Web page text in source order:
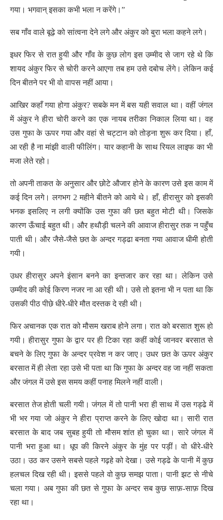
गया। भगवान् इसका कभी भला न करेंगे।”
सब गाँव वाले बूढ़े को सांत्वना देने लगे और अंकुर को बुरा भला कहने लगे।
इधर फिर से रात हुयी और गाँव के कुछ लोग इस उम्मीद से जाग रहे थे कि
शायद अंकुर फिर से चोरी करने आएगा तब हम उसे दबोच लेंगे। लेकिन कई
दिन बीतने पर भी वो वापस नहीं आया।
आखिर कहाँ गया होगा अंकुर? सबके मन में बस यही सवाल था। वहीं जंगल
में अंकुर ने हीरा चोरी करने का एक नायब तरीका निकाल लिया था। वह
उस गुफा के ऊपर गया और वहां से चट्टान को तोड़ना शुरू कर दिया। हाँ,
आ रही है ना मांझी वाली फीलिंग। यार कहानी के साथ रियल लाइफ का भी
मजा लेते रहो।
तो अपनी ताकत के अनुसार और छोटे औजार होने के कारण उसे इस काम में
कई दिन लगे। लगभग 2 महीने बीतने को आये थे। हाँ, हीरासुर को इसकी
भनक इसलिए न लगी क्योंकि उस गुफा की छत बहुत मोटी थी। जिसके
कारण ऊँचाई बहुत थी। और हथौड़ी चलने की आवाज हीरासुर तक न पहुँच
पाती थी। और जैसे-जैसे छत के अन्दर गड्ढा बनता गया आवाज धीमी होती
गयी।
उधर हीरासुर अपने इंसान बनने का इन्तजार कर रहा था। लेकिन उसे
उम्मीद की कोई किरण नजर ना आ रही थी। उसे तो इतना भी न पता था कि
उसकी पीठ पीछे धीरे-धीरे मौत दस्तक दे रही थी।
फिर अचानक एक रात को मौसम खराब होने लगा। रात को बरसात शुरू हो
गयी। हीरासुर गुफा के द्वार पर ही टिका रहा कहीं कोई जानवर बरसात से
बचने के लिए गुफा के अन्दर प्रवेश न कर जाए। उधर छत के ऊपर अंकुर
बरसात में ही लेता रहा उसे भी पता था कि गुफा के अन्दर वह जा नहीं सकता
और जंगल में उसे इस समय कहीं पनाह मिलने नहीं वाली।
बरसात तेज होती चली गयी। जंगल में तो पानी भरा ही साथ में उस गड्ढे में
भी भर गया जो अंकुर ने हीरा प्राप्त करने के लिए खोदा था। सारी रात
बरसात के बाद जब सुबह हुयी तो मौसम शांत हो चुका था। सारे जंगल में
पानी भरा हुआ था। धूप की किरने अंकुर के मुंह पर पड़ीं। वो धीरे-धीरे
उठा। उठ कर उसने सबसे पहले गढ़हे को देखा। उसे गड्ढे के पानी में कुछ
हलचल दिख रही थी। इससे पहले वो कुछ समझ पाता। पानी झट से नीचे
चला गया। अब गुफा की छत से गुफा के अन्दर सब कुछ साफ़-साफ़ दिख
रहा था।